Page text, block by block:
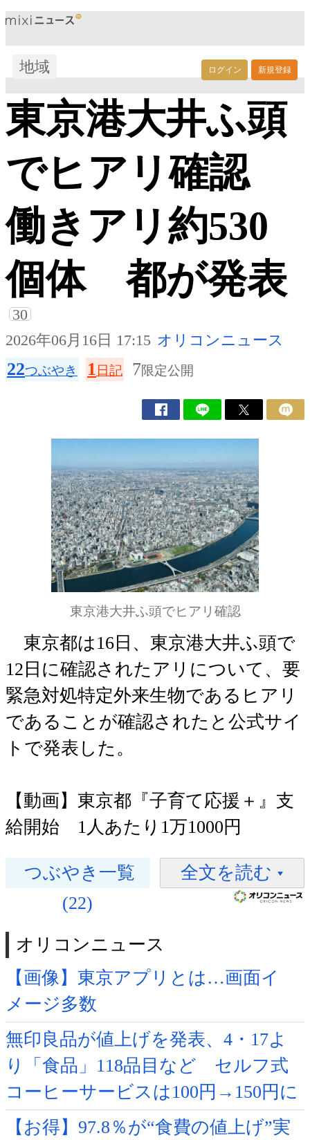
ログイン 新規登録
地域
東京港大井ふ頭
でヒアリ確認
働きアリ約530
個体 都が発表
30
2026年06月16日 17:15 オリコンニュース
22つぶやき 1 日記 7限定公開
東京港大井ふ頭でヒアリ確認
東京都は16日、東京港大井ふ頭で
12日に確認されたアリについて、要
緊急対処特定外来生物であるヒアリ
であることが確認されたと公式サイ
トで発表した。
【動画】東京都『子育て応援＋』支
給開始 1人あたり1万1000円
つぶやき一覧
(22)
全文を読む
オリコンニュース
【画像】東京アプリとは…画面イ
メージ多数
無印良品が値上げを発表、4・17よ
り「食品」118品目など セルフ式
コーヒーサービスは100円→150円に
【お得】97.8％が“食費の値上げ”実